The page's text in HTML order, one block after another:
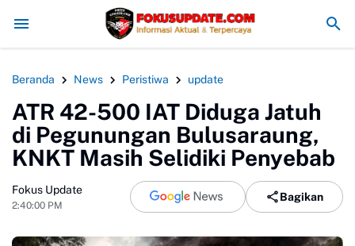
Redam Konflik, Kapolres Bogor Minta PT PMC Tunda Aktivitas
Beranda News Peristiwa update
ATR 42-500 IAT Diduga Jatuh
di Pegunungan Bulusaraung,
KNKT Masih Selidiki Penyebab
Fokus Update
2:40:00 PM
Bagikan